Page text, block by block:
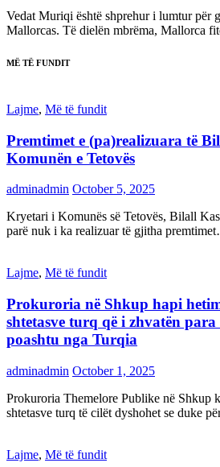
Vedat Muriqi është shprehur i lumtur për
Mallorcas. Të dielën mbrëma, Mallorca
MË TË FUNDIT
Lajme, Më të fundit
Premtimet e (pa)realizuara të
Komunën e Tetovës
adminadmin October 5, 2025
Kryetari i Komunës së Tetovës, Bilall
parë nuk i ka realizuar të gjitha
Lajme, Më të fundit
Prokuroria në Shkup hapi
shtetasve turq që i zhvatën para
poashtu nga Turqia
adminadmin October 1, 2025
Prokuroria Themelore Publike në Shkup
shtetasve turq të cilët dyshohet se duke
Lajme, Më të fundit